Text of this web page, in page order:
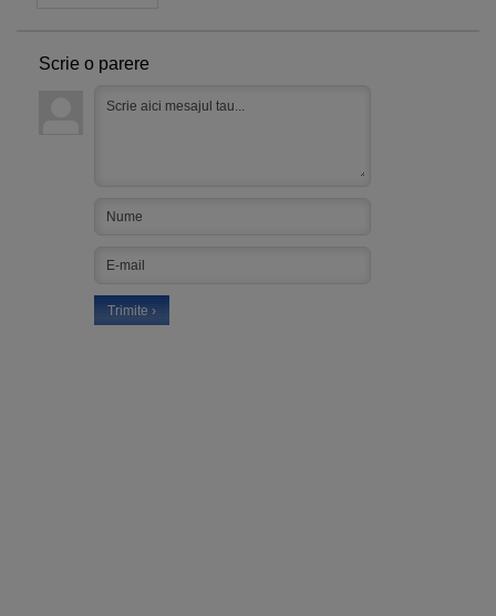
Scrie o parere